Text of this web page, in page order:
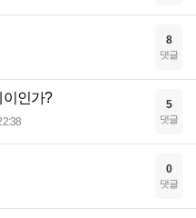
8
댓글
이인가? 5
댓글
0
댓글